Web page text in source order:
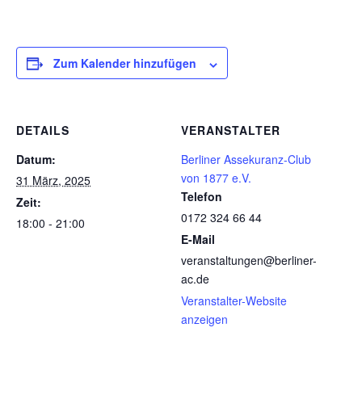
Zum Kalender hinzufügen
DETAILS
Datum:
31 März, 2025
Zeit:
18:00 - 21:00
VERANSTALTER
Berliner Assekuranz-Club
von 1877 e.V.
Telefon
0172 324 66 44
E-Mail
veranstaltungen@berliner-
ac.de
Veranstalter-Website
anzeigen